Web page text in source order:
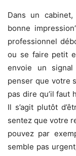
Dans un
bonne
professionnel
ou se faire petit
envoie un
penser que votre
pas dire qu’il faut
Il s’agit plutôt
sentez que votre
pouvez par
semble pas